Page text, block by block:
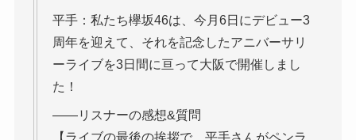
平手：私たち欅坂46は、今月6日にデビュー3
周年を迎えて、それを記念したアニバーサリ
ーライブを3日間に亘って大阪で開催しまし
た！
――リスナーの感想&質問